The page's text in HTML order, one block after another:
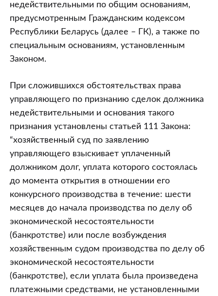
недействительными по общим основаниям,
предусмотренным Гражданским кодексом
Республики Беларусь (далее – ГК), а также по
специальным основаниям, установленным
Законом.
При сложившихся обстоятельствах права
управляющего по признанию сделок должника
недействительными и основания такого
признания установлены статьей 111 Закона:
“хозяйственный суд по заявлению
управляющего взыскивает уплаченный
должником долг, уплата которого состоялась
до момента открытия в отношении его
конкурсного производства в течение: шести
месяцев до начала производства по делу об
экономической несостоятельности
(банкротстве) или после возбуждения
хозяйственным судом производства по делу об
экономической несостоятельности
(банкротстве), если уплата была произведена
платежными средствами, не установленными